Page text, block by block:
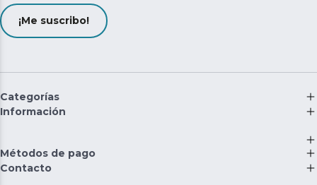
¡Me suscribo!
Categorías
Información
Métodos de pago
Contacto